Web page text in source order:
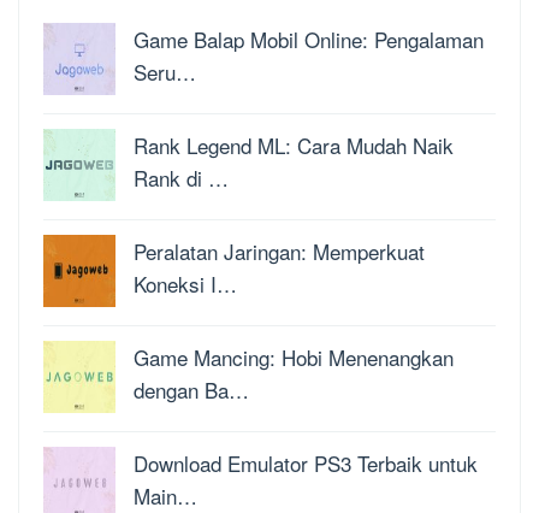
Game Balap Mobil Online: Pengalaman
Seru…
Rank Legend ML: Cara Mudah Naik
Rank di …
Peralatan Jaringan: Memperkuat
Koneksi I…
Game Mancing: Hobi Menenangkan
dengan Ba…
Download Emulator PS3 Terbaik untuk
Main…